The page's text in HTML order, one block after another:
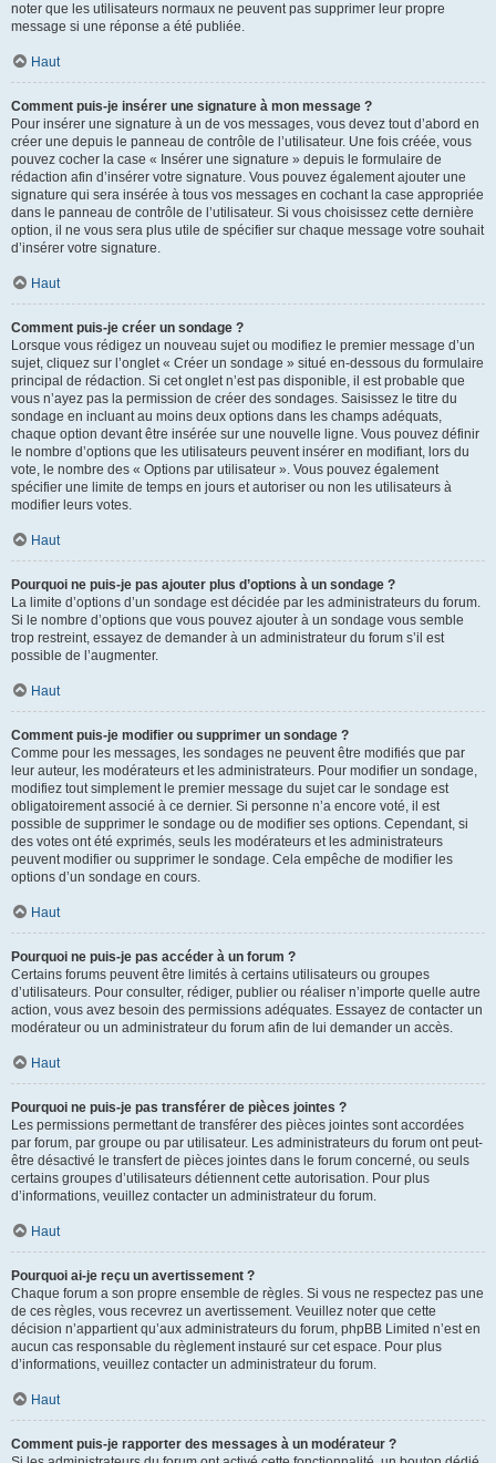
noter que les utilisateurs normaux ne peuvent pas supprimer leur propre
message si une réponse a été publiée.
Haut
Comment puis-je insérer une signature à mon message ?
Pour insérer une signature à un de vos messages, vous devez tout d’abord en
créer une depuis le panneau de contrôle de l’utilisateur. Une fois créée, vous
pouvez cocher la case « Insérer une signature » depuis le formulaire de
rédaction afin d’insérer votre signature. Vous pouvez également ajouter une
signature qui sera insérée à tous vos messages en cochant la case appropriée
dans le panneau de contrôle de l’utilisateur. Si vous choisissez cette dernière
option, il ne vous sera plus utile de spécifier sur chaque message votre souhait
d’insérer votre signature.
Haut
Comment puis-je créer un sondage ?
Lorsque vous rédigez un nouveau sujet ou modifiez le premier message d’un
sujet, cliquez sur l’onglet « Créer un sondage » situé en-dessous du formulaire
principal de rédaction. Si cet onglet n’est pas disponible, il est probable que
vous n’ayez pas la permission de créer des sondages. Saisissez le titre du
sondage en incluant au moins deux options dans les champs adéquats,
chaque option devant être insérée sur une nouvelle ligne. Vous pouvez définir
le nombre d’options que les utilisateurs peuvent insérer en modifiant, lors du
vote, le nombre des « Options par utilisateur ». Vous pouvez également
spécifier une limite de temps en jours et autoriser ou non les utilisateurs à
modifier leurs votes.
Haut
Pourquoi ne puis-je pas ajouter plus d’options à un sondage ?
La limite d’options d’un sondage est décidée par les administrateurs du forum.
Si le nombre d’options que vous pouvez ajouter à un sondage vous semble
trop restreint, essayez de demander à un administrateur du forum s’il est
possible de l’augmenter.
Haut
Comment puis-je modifier ou supprimer un sondage ?
Comme pour les messages, les sondages ne peuvent être modifiés que par
leur auteur, les modérateurs et les administrateurs. Pour modifier un sondage,
modifiez tout simplement le premier message du sujet car le sondage est
obligatoirement associé à ce dernier. Si personne n’a encore voté, il est
possible de supprimer le sondage ou de modifier ses options. Cependant, si
des votes ont été exprimés, seuls les modérateurs et les administrateurs
peuvent modifier ou supprimer le sondage. Cela empêche de modifier les
options d’un sondage en cours.
Haut
Pourquoi ne puis-je pas accéder à un forum ?
Certains forums peuvent être limités à certains utilisateurs ou groupes
d’utilisateurs. Pour consulter, rédiger, publier ou réaliser n’importe quelle autre
action, vous avez besoin des permissions adéquates. Essayez de contacter un
modérateur ou un administrateur du forum afin de lui demander un accès.
Haut
Pourquoi ne puis-je pas transférer de pièces jointes ?
Les permissions permettant de transférer des pièces jointes sont accordées
par forum, par groupe ou par utilisateur. Les administrateurs du forum ont peut-
être désactivé le transfert de pièces jointes dans le forum concerné, ou seuls
certains groupes d’utilisateurs détiennent cette autorisation. Pour plus
d’informations, veuillez contacter un administrateur du forum.
Haut
Pourquoi ai-je reçu un avertissement ?
Chaque forum a son propre ensemble de règles. Si vous ne respectez pas une
de ces règles, vous recevrez un avertissement. Veuillez noter que cette
décision n’appartient qu’aux administrateurs du forum, phpBB Limited n’est en
aucun cas responsable du règlement instauré sur cet espace. Pour plus
d’informations, veuillez contacter un administrateur du forum.
Haut
Comment puis-je rapporter des messages à un modérateur ?